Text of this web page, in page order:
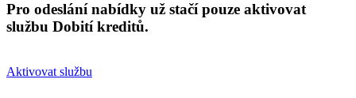
Pro odeslání nabídky už stačí pouze aktivovat
službu Dobití kreditů.
Aktivovat službu